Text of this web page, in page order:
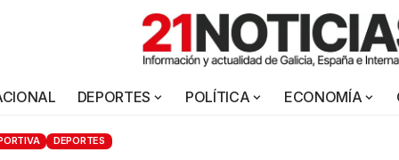
DEPORTES POLÍTICA ECONOMÍA
DEPORTES